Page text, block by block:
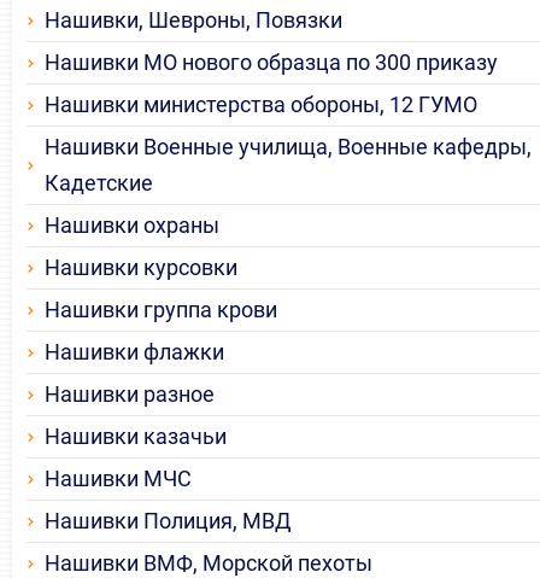
Нашивки, Шевроны, Повязки
Нашивки МО нового образца по 300 приказу
Нашивки министерства обороны, 12 ГУМО
Нашивки Военные училища, Военные кафедры,
Кадетские
Нашивки охраны
Нашивки курсовки
Нашивки группа крови
Нашивки флажки
Нашивки разное
Нашивки казачьи
Нашивки МЧС
Нашивки Полиция, МВД
Нашивки ВМФ, Морской пехоты